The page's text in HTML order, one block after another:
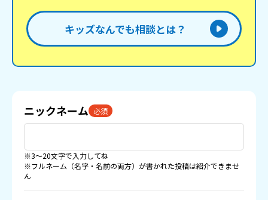
キッズなんでも相談とは？
ニックネーム 必須
※3〜20文字で入力してね
※フルネーム（名字・名前の両方）が書かれた投稿は紹介できませ
ん